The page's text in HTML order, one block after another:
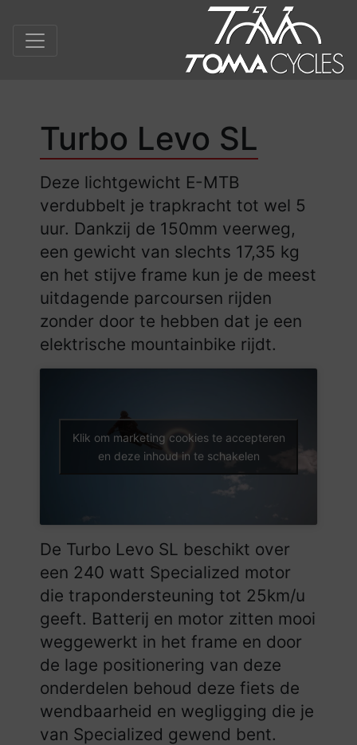
Turbo Levo SL
Deze lichtgewicht E-MTB
verdubbelt je trapkracht tot wel 5
uur. Dankzij de 150mm veerweg,
een gewicht van slechts 17,35 kg
en het stijve frame kun je de meest
uitdagende parcoursen rijden
zonder door te hebben dat je een
elektrische mountainbike rijdt.
Klik om marketing cookies te accepteren
en deze inhoud in te schakelen
De Turbo Levo SL beschikt over
een 240 watt Specialized motor
die trapondersteuning tot 25km/u
geeft. Batterij en motor zitten mooi
weggewerkt in het frame en door
de lage positionering van deze
onderdelen behoud deze fiets de
wendbaarheid en wegligging die je
van Specialized gewend bent.